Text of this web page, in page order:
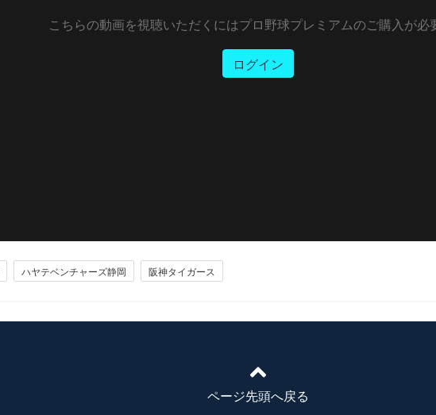
こちらの動画を視聴いただくにはプロ野球プレミアムのご購入が必
ログイン
ハヤテベンチャーズ静岡 阪神タイガース
ページ先頭へ戻る